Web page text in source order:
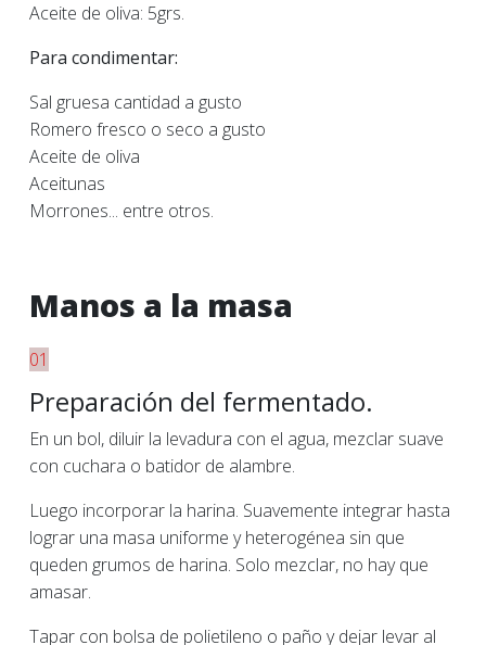
Aceite de oliva: 5grs.
Para condimentar:
Sal gruesa cantidad a gusto
Romero fresco o seco a gusto
Aceite de oliva
Aceitunas
Morrones... entre otros.
Manos a la masa
01
Preparación del fermentado.
En un bol, diluir la levadura con el agua, mezclar suave
con cuchara o batidor de alambre.
Luego incorporar la harina. Suavemente integrar hasta
lograr una masa uniforme y heterogénea sin que
queden grumos de harina. Solo mezclar, no hay que
amasar.
Tapar con bolsa de polietileno o paño y dejar levar al